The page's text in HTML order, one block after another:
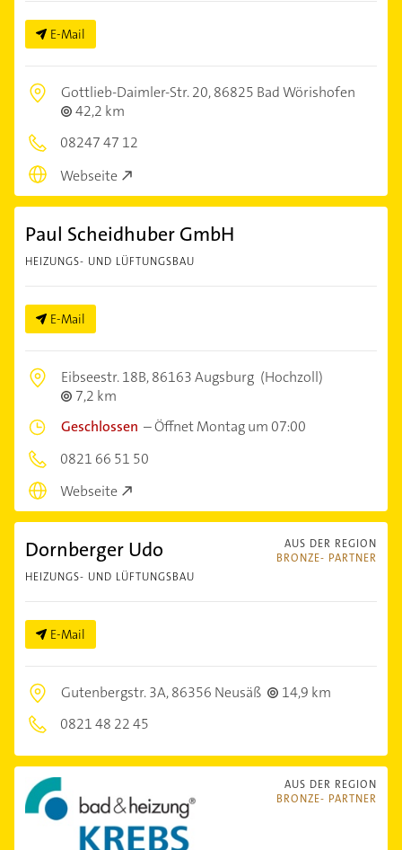
E-Mail
Gottlieb-Daimler-Str. 20,86825 Bad Wörishofen
42,2 km
08247 47 12
Webseite
Paul Scheidhuber GmbH
HEIZUNGS- UND LÜFTUNGSBAU
E-Mail
Eibseestr. 18B,86163 Augsburg (Hochzoll)
7,2 km
Geschlossen –Öffnet Montag um 07:00
0821 66 51 50
Webseite
AUS DER REGION
BRONZE- PARTNER
Dornberger Udo
HEIZUNGS- UND LÜFTUNGSBAU
E-Mail
Gutenbergstr. 3A,86356 Neusäß
14,9 km
0821 48 22 45
AUS DER REGION
BRONZE- PARTNER